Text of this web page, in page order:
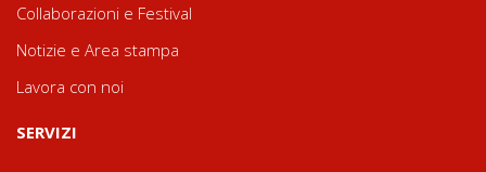
Collaborazioni e Festival
Notizie e Area stampa
Lavora con noi
SERVIZI